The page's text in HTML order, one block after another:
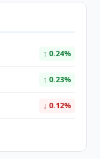
↑ 0.24%
↑ 0.23%
↓ 0.12%